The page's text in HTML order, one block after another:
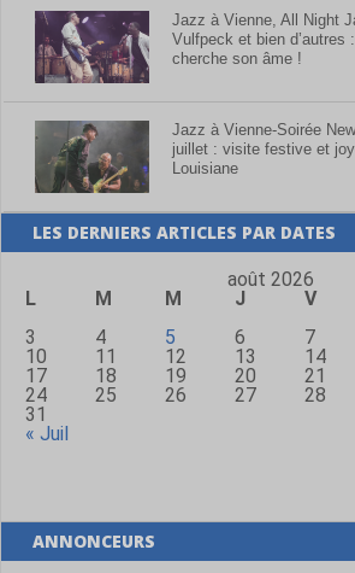
Jazz à Vienne, All Night
Vulfpeck et bien d’autres
cherche son âme !
Jazz à Vienne-Soirée
juillet : visite festive et
Louisiane
LES DERNIERS ARTICLES PAR DATES
août 2026
L
M M J V
3
4 5 6 7
10
11 12 13 14
17
18 19 20 21
24
25 26 27 28
31
« Juil
ANNONCEURS